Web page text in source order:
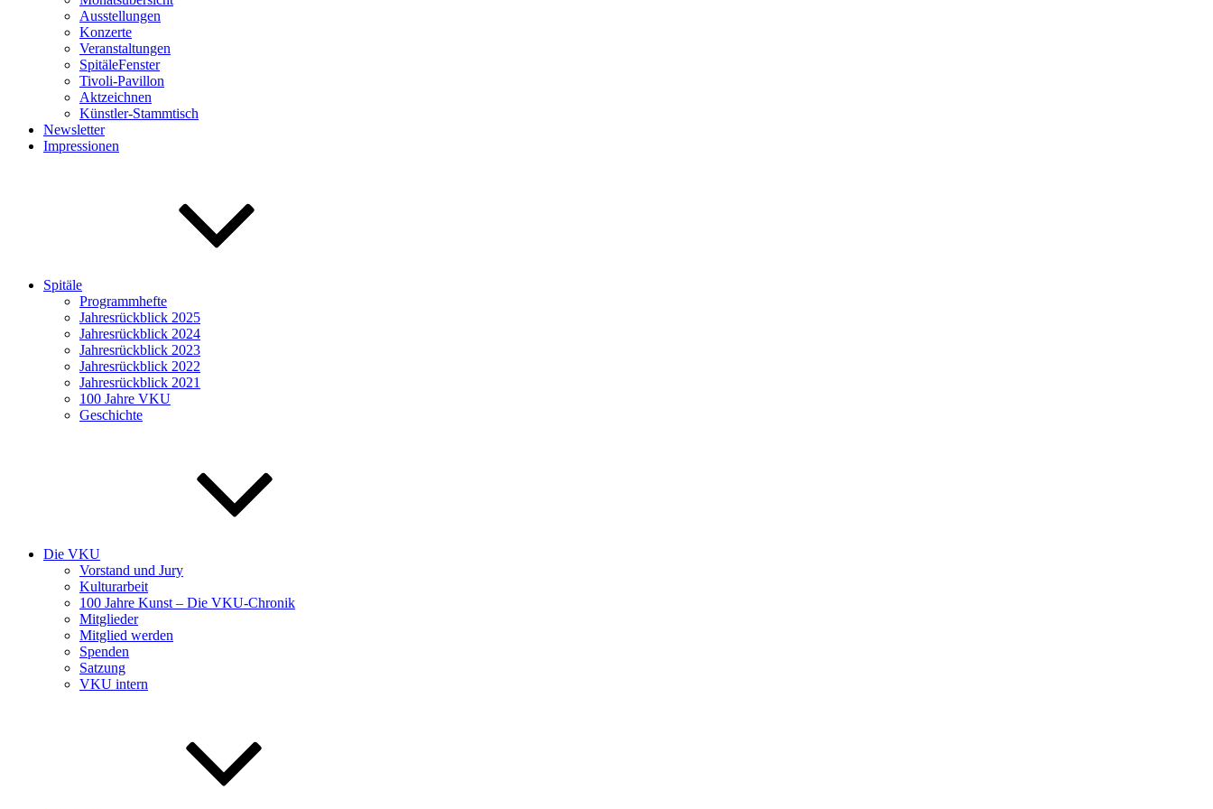
Ausstellungen
Konzerte
Veranstaltungen
SpitäleFenster
Tivoli-Pavillon
Aktzeichnen
Künstler-Stammtisch
Newsletter
Impressionen
Spitäle
Programmhefte
Jahresrückblick 2025
Jahresrückblick 2024
Jahresrückblick 2023
Jahresrückblick 2022
Jahresrückblick 2021
100 Jahre VKU
Geschichte
Die VKU
Vorstand und Jury
Kulturarbeit
100 Jahre Kunst – Die VKU-Chronik
Mitglieder
Mitglied werden
Spenden
Satzung
VKU intern